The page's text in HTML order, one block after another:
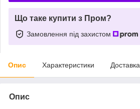
Що таке купити з Пром?
Замовлення під захистом
Опис Характеристики Доставка
Опис